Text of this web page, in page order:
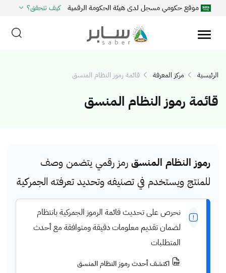
موقع حكومي مسجل لدى هيئة الحكومة الرقمية كيف تتحقق؟
الرئيسية مركز المعرفة قائمة رموز النظام المنسق
قائمة رموز النظام المنسق
رموز النظام المنسق رمز رقمي يتضمن وصف
للمنتج ويستخدم في تصنيفه وتحديد تعرفته الجمركية
نحرص على تحديث قائمة الرموز الجمركية بانتظام
لضمان تقديم معلومات دقيقة ومتوافقة مع أحدث
المتطلبات
اكتشف أحدث رموز النظام المنسق